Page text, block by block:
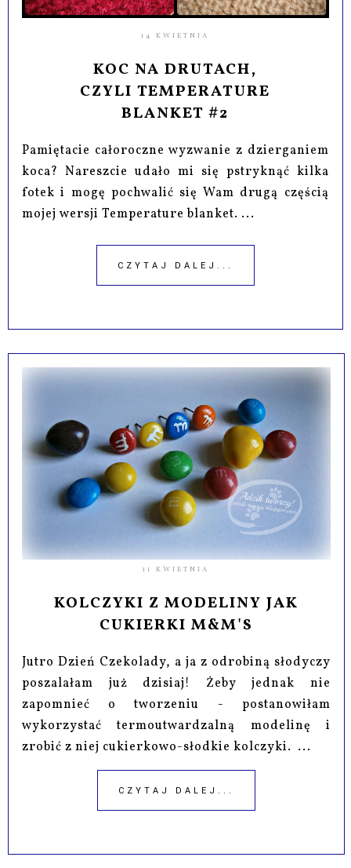
14 KWIETNIA
KOC NA DRUTACH,
CZYLI TEMPERATURE
BLANKET #2
Pamiętacie całoroczne wyzwanie z dzierganiem
koca? Nareszcie udało mi się pstryknąć kilka
fotek i mogę pochwalić się Wam drugą częścią
mojej wersji Temperature blanket. ...
CZYTAJ DALEJ...
11 KWIETNIA
KOLCZYKI Z MODELINY JAK
CUKIERKI M&M'S
Jutro Dzień Czekolady, a ja z odrobiną słodyczy
poszalałam już dzisiaj! Żeby jednak nie
zapomnieć o tworzeniu - postanowiłam
wykorzystać termoutwardzalną modelinę i
zrobić z niej cukierkowo-słodkie kolczyki. ...
CZYTAJ DALEJ...